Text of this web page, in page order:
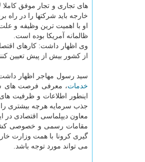
های تجاری و تجار موفق
خارجه باید شرکتها را در راه
او با اهمیت ترین وظیفه و
ظالمانه آمریکا بوده است.
وی اظهار داشت: کارهای
از کشور بیش از پیش تعیین
سید رسول مهاجر اظهار
خدمات، معرفی فرصت های
اینطور اطلاعات و ظرفیت
جذب سرمایه هرچه بیشتری را
معاون دیپلماسی اقتصادی
مقامات رسمی و خصوصی
گیری کرونا با همت وزارت
می تواند مورد توجه باشد.